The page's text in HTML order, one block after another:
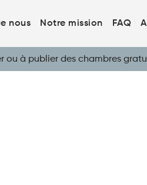
nous Notre mission FAQ
ou à publier des chambres